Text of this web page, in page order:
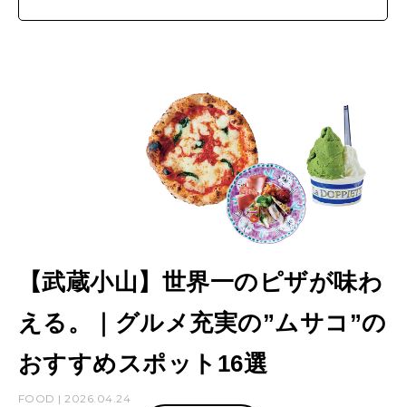
ポ
【武蔵小山】世界一のピザが味わ
える。｜グルメ充実の”ムサコ”の
おすすめスポット16選
FOOD | 2026.04.24